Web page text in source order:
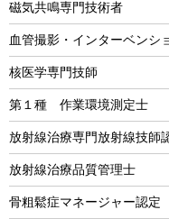
磁気共鳴専門技術者
血管撮影・インターベンシ
核医学専門技師
第１種 作業環境測定士
放射線治療専門放射線技師
放射線治療品質管理士
骨粗鬆症マネージャー認定